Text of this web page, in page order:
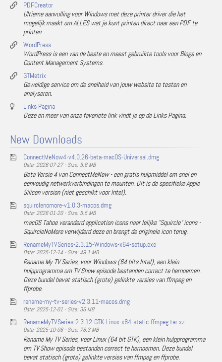
PDFCreator
Ultieme aanvulling voor Windows met deze printer driver die het
mogelijk maakt om ALLES wat je kunt printen direct naar een PDF te
printen.
WordPress
WordPress is een van de beste en meest gebruikte tools voor Blogs en
Content Management Systems.
GTMetrix
Geweldige service om de snelheid van jouw website te testen en
analyseren.
Links Pagina
Deze en meer van onze favoriete link vindt je op de Links Pagina.
New Downloads
ConnectMeNow4-v4.0.26-beta-macOS-Universal.dmg
Date: 2026-07-27 - Size: 5.8 MB
Beta Versie 4 van ConnectMeNow - een gratis hulpmiddel om snel en
eenvoudig netwerkverbindingen te mounten. Dit is de specifieke Apple
Silicon version (niet geschikt voor Intel).
squirclenomore-v1.0.3-macos.dmg
Date: 2026-01-20 - Size: 5.5 MB
macOS Tahoe veranderd application icons naar lelijke "Squircle" icons -
SquircleNoMore verwijderd deze en brengt de originele icon terug.
RenameMyTVSeries-2.3.15-Windows-x64-setup.exe
Date: 2025-12-14 - Size: 49.1 MB
Rename My TV Series, voor Windows (64 bits Intel), een klein
hulpprogramma om TV Show episode bestanden correct te hernoemen.
Deze bundel bevat statisch (grote) gelinkte versies van ffmpeg en
ffprobe.
rename-my-tv-series-v2.3.11-macos.dmg
Date: 2025-12-01 - Size: 36 MB
RenameMyTVSeries-2.3.12-GTK-Linux-x64-static-ffmpeg.tar.xz
Date: 2025-10-06 - Size: 78.3 MB
Rename My TV Series, voor Linux (64 bit GTK), een klein hulpprogramma
om TV Show episode bestanden correct te hernoemen. Deze bundel
bevat statisch (grote) gelinkte versies van ffmpeg en ffprobe.